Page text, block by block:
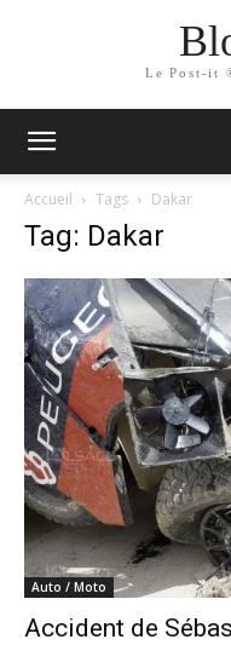
Le Post-it
Accueil Tags Dakar
Tag: Dakar
Auto / Moto
Accident de